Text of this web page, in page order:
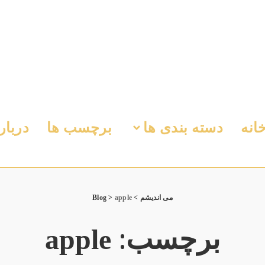
دسته بندی ها برچسب ها
می اندیشم >
Blog > apple
برچسب: apple